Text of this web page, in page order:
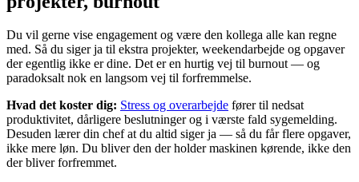
Du vil gerne vise engagement og være den kollega alle kan regne
med. Så du siger ja til ekstra projekter, weekendarbejde og opgaver
der egentlig ikke er dine. Det er en hurtig vej til burnout — og
paradoksalt nok en langsom vej til forfremmelse.
Hvad det koster dig: Stress og overarbejde fører til nedsat
produktivitet, dårligere beslutninger og i værste fald sygemelding.
Desuden lærer din chef at du altid siger ja — så du får flere opgaver,
ikke mere løn. Du bliver den der holder maskinen kørende, ikke den
der bliver forfremmet.